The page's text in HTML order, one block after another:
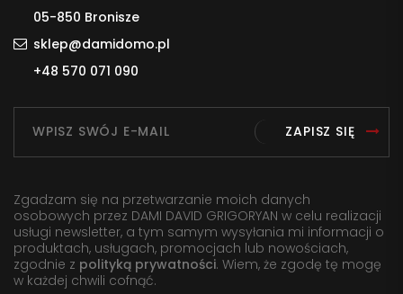
05-850 Bronisze
sklep@damidomo.pl
+48 570 071 090
ZAPISZ SIĘ
Zgadzam się na przetwarzanie moich danych
osobowych przez DAMI DAVID GRIGORYAN w celu realizacji
usługi newsletter, a tym samym wysyłania mi informacji o
produktach, usługach, promocjach lub nowościach,
zgodnie z polityką prywatności. Wiem, że zgodę tę mogę
w każdej chwili cofnąć.